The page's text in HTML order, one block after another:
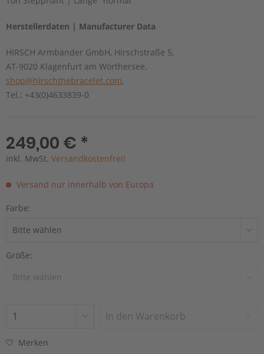
Herstellerdaten | Manufacturer Data
HIRSCH Armbänder GmbH, Hirschstraße 5,
AT-9020 Klagenfurt am Wörthersee,
shop@hirschthebracelet.com,
Tel.: +43(0)4633839-0
249,00 € *
inkl. MwSt. Versandkostenfrei!
Versand nur innerhalb von Europa
Farbe:
Größe:
In den Warenkorb
Merken